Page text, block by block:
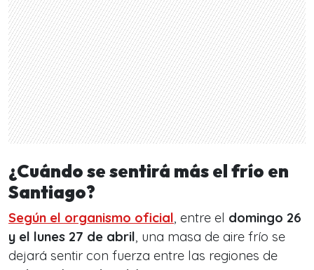
¿Cuándo se sentirá más el frío en
Santiago?
Según el organismo oficial, entre el domingo 26
y el lunes 27 de abril, una masa de aire frío se
dejará sentir con fuerza entre las regiones de